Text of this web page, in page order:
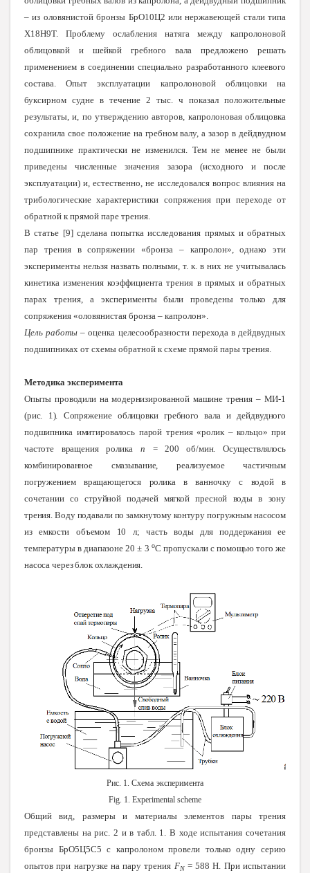
– из оловянистой бронзы БрО10Ц2 или нержавеющей стали типа
Х18Н9Т. Проблему ослабления натяга между капролоновой
облицовкой и шейкой гребного вала предложено решать
применением в соединении специально разработанного клеевого
состава. Опыт эксплуатации капролоновой облицовки на
буксирном судне в течение 2 тыс. ч показал положительные
результаты, и, по утверждению авторов, капролоновая облицовка
сохранила свое положение на гребном валу, а зазор в дейдвудном
подшипнике практически не изменился. Тем не менее не были
приведены численные значения зазора (исходного и после
эксплуатации) и, естественно, не исследовался вопрос влияния на
трибологические характеристики сопряжения при переходе от
обратной к прямой паре трения.
В статье [9] сделана попытка исследования прямых и обратных
пар трения в сопряжении «бронза – капролон», однако эти
эксперименты нельзя назвать полными, т. к. в них не учитывалась
кинетика изменения коэффициента трения в прямых и обратных
парах трения, а эксперименты были проведены только для
сопряжения «оловянистая бронза – капролон».
Цель работы – оценка целесообразности перехода в дейдвудных
подшипниках от схемы обратной к схеме прямой пары трения.
Методика эксперимента
Опыты проводили на модернизированной машине трения – МИ-1
(рис. 1). Сопряжение облицовки гребного вала и дейдвудного
подшипника имитировалось парой трения «ролик – кольцо» при
частоте вращения ролика
n = 200 об/мин. Осуществлялось
комбинированное смазывание, реализуемое частичным
погружением вращающегося ролика в ванночку с водой в
сочетании со струйной подачей мягкой пресной воды в зону
трения. Воду подавали по замкнутому контуру погружным насосом
из емкости объемом 10 л; часть воды для поддержания ее
температуры в диапазоне 20 ± 3 оС пропускали с помощью того же
насоса через блок охлаждения.
Рис. 1. Схема эксперимента
Fig. 1. Experimental scheme
Общий вид, размеры и материалы элементов пары трения
представлены на рис. 2 и в табл. 1. В ходе испытания сочетания
бронзы БрО5Ц5С5 с капролоном провели только одну серию
опытов при нагрузке на пару трения FN= 588 Н. При испытании